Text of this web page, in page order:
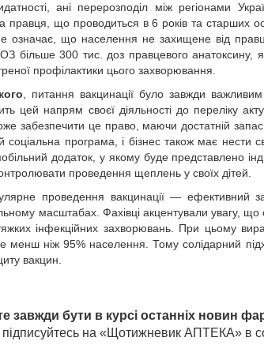
ані перерозподіл між регіонами
правця, що проводиться в 6 років та старших
означає, що населення не захищене від
більше 300 тис. доз правцевого анатоксину,
профілактики цього захворювання.
, питання вакцинації було завжди
цей напрям своєї діяльності до переліку
забезпечити це право, маючи достатній
програма, і бізнес також має нести
додаток, у якому буде представлено
проведення щеплень у своїх дітей.
проведення вакцинації — ефективний
масштабах. Фахівці акцентували увагу, що
інфекційних захворювань. При цьому
ніж 95% населення. Тому солідарний
вакцин.
завжди бути в курсі останніх новин
підписуйтесь на «Щотижневик АПТЕКА» в